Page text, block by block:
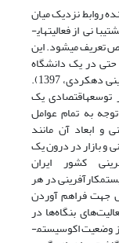
روابط نزدیک میان
افراد، دولت، نهادها و سایر عوامل موثر برای پشتیبانی از فعالیتهای­
تعریف میشود. این
در یک دانشگاه
تشکیل شود(میگون پوری، عربیون، پوربصیر و مبینی دهکردی، 1397).
توسعه­اقتصادی یک
توجه به تمام عوامل
و ابعاد آن مانند
و بازار در درون یک
کشور ایران
و باقرصاد، 1396). اکوسیستم­کارآفرینی در هر
جهت فراهم آوردن
بنگاه‌ها در
وضعیت اکوسیستم­